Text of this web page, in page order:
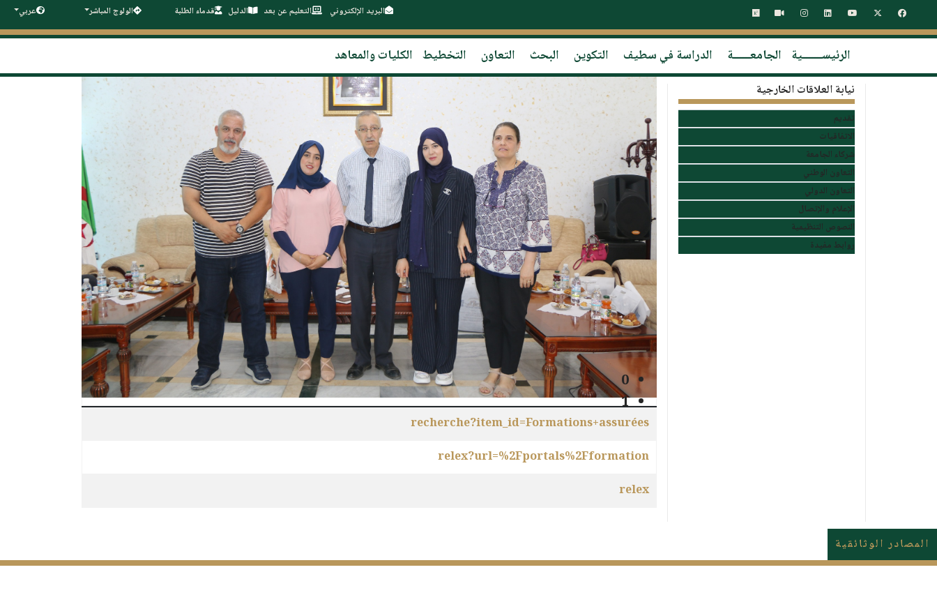
البريد الإلكتروني التعليم عن بعد الدليل قدماء الطلبة الولوج المباشر عربي
الرئيســـــــية الجامعــــــة الدراسة في سطيف التكوين البحث التعاون التخطيط الكليات والمعاهد
نيابة العلاقات الخارجية
تقديم
الاتفاقيات
شركاء الجامعة
التعاون الوطني
التعاون الدولي
الإعلام والإتصال
النصوص التنظيمية
روابط مفيدة
حفل تكريم على شرف 4 باحثين من جامعة سطيف 1 فرحات عباس المتحصلين على جوائز قيمة ضمن صالون
منتجات البحث و التطوير و الإبتكار
0
1 المقالات
الاسم
recherche?item_id=Formations+assurées
relex?url=%2Fportals%2Fformation
relex
المصادر الوثائقية